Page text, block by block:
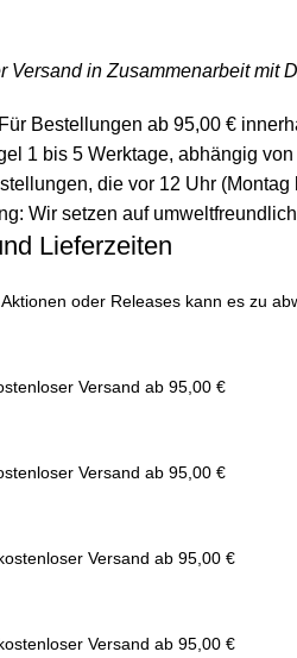
Versand in Zusammenarbeit mit
Bestellungen ab 95,00 €
1 bis 5 Werktage, abhängig
die vor 12 Uhr
Wir setzen auf
Lieferzeiten
oder Releases kann es zu
Versand ab 95,00 €
Versand ab 95,00 €
Versand ab 95,00 €
Versand ab 95,00 €